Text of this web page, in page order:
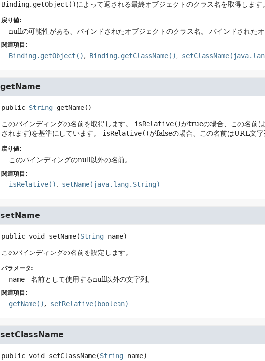
Binding.getObject()によって返される最終オブジェクトのクラス名を取得します。
戻り値:
nullの可能性がある、バインドされたオブジェクトのクラス名。 バインドされた
関連項目:
Binding.getObject() Binding.getClassName()
getName
public String getName()
このバインディングの名前を取得します。 isRelative()がtrueの場合、この名前
されます)を基準にしています。
isRelative()がfalseの場合、この名前はURL文字
戻り値:
このバインディングのnull以外の名前。
関連項目:
isRelative() setName(java.lang.String)
setName
public void setName(String name)
このバインディングの名前を設定します。
パラメータ:
name- 名前として使用するnull以外の文字列。
関連項目:
getName() setRelative(boolean)
setClassName
public void setClassName(String name)